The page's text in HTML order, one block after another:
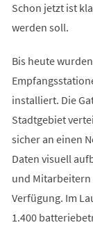
Schon jetzt ist
werden soll.
Bis heute
installiert. Die
Stadtgebiet
sicher an einen
Daten visuell
und Mitarbeitern
Verfügung. Im
1.400